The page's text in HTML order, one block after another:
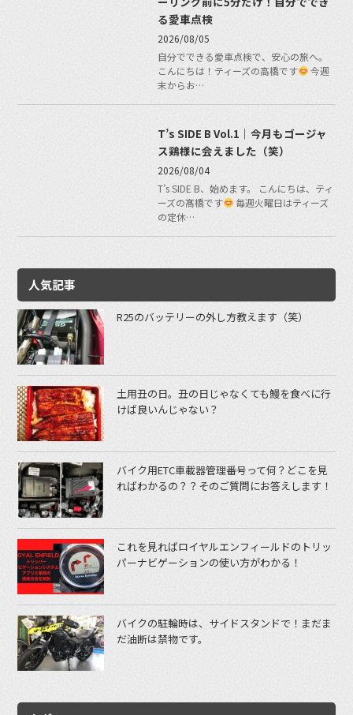
る愛車点検
2026/08/05
自分でできる愛車点検で、安心の旅へ。
こんにちは！ティーズの高橋です
今週
末からお…
T’s SIDE B Vol.1｜今月もゴージャ
ス鶏様に会えました（笑）
2026/08/04
T’s SIDE B、始めます。 こんにちは、ティ
ーズの髙橋です
毎週火曜日はティーズ
の定休…
人気記事
R25のバッテリーの外し方教えます（笑）
土用丑の日。丑の日じゃなくても鰻を食べに行
けば良いんじゃない？
バイク用ETC車載器管理番号って何？どこを見
ればわかるの？？そのご質問にお答えします！
これを見ればロイヤルエンフィールドのトリッ
パーナビゲーションの使い方がわかる！
バイクの駐輪時は、サイドスタンドで！まだま
だ油断は禁物です。